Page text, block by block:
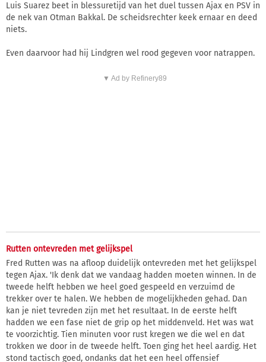
Luis Suarez beet in blessuretijd van het duel tussen Ajax en PSV in
de nek van Otman Bakkal. De scheidsrechter keek ernaar en deed
niets.
Even daarvoor had hij Lindgren wel rood gegeven voor natrappen.
▼ Ad by Refinery89
Rutten ontevreden met gelijkspel
Fred Rutten was na afloop duidelijk ontevreden met het gelijkspel
tegen Ajax. 'Ik denk dat we vandaag hadden moeten winnen. In de
tweede helft hebben we heel goed gespeeld en verzuimd de
trekker over te halen. We hebben de mogelijkheden gehad. Dan
kan je niet tevreden zijn met het resultaat. In de eerste helft
hadden we een fase niet de grip op het middenveld. Het was wat
te voorzichtig. Tien minuten voor rust kregen we die wel en dat
trokken we door in de tweede helft. Toen ging het heel aardig. Het
stond tactisch goed, ondanks dat het een heel offensief